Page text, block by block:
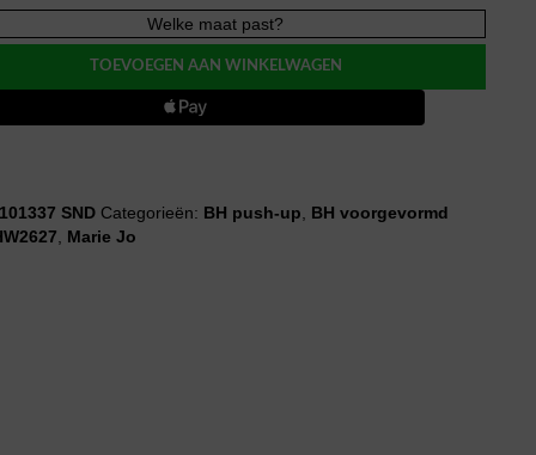
Welke maat past?
TOEVOEGEN AAN WINKELWAGEN
SND Categorieën: BH push-up
BH voorgevormd
Marie Jo